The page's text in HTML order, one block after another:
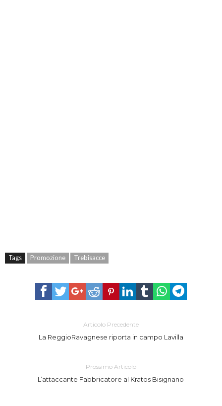
Tags Promozione Trebisacce
Articolo Precedente
La ReggioRavagnese riporta in campo Lavilla
Prossimo Articolo
L’attaccante Fabbricatore al Kratos Bisignano